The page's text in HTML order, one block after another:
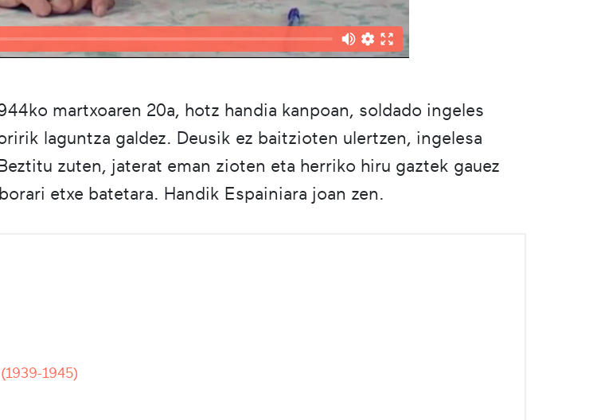
martxoaren 20a, hotz handia kanpoan, soldado ingeles
laguntza galdez. Deusik ez baitzioten ulertzen, ingelesa
zuten, jaterat eman zioten eta herriko hiru gaztek gauez
etxe batetara. Handik Espainiara joan zen.
1945)